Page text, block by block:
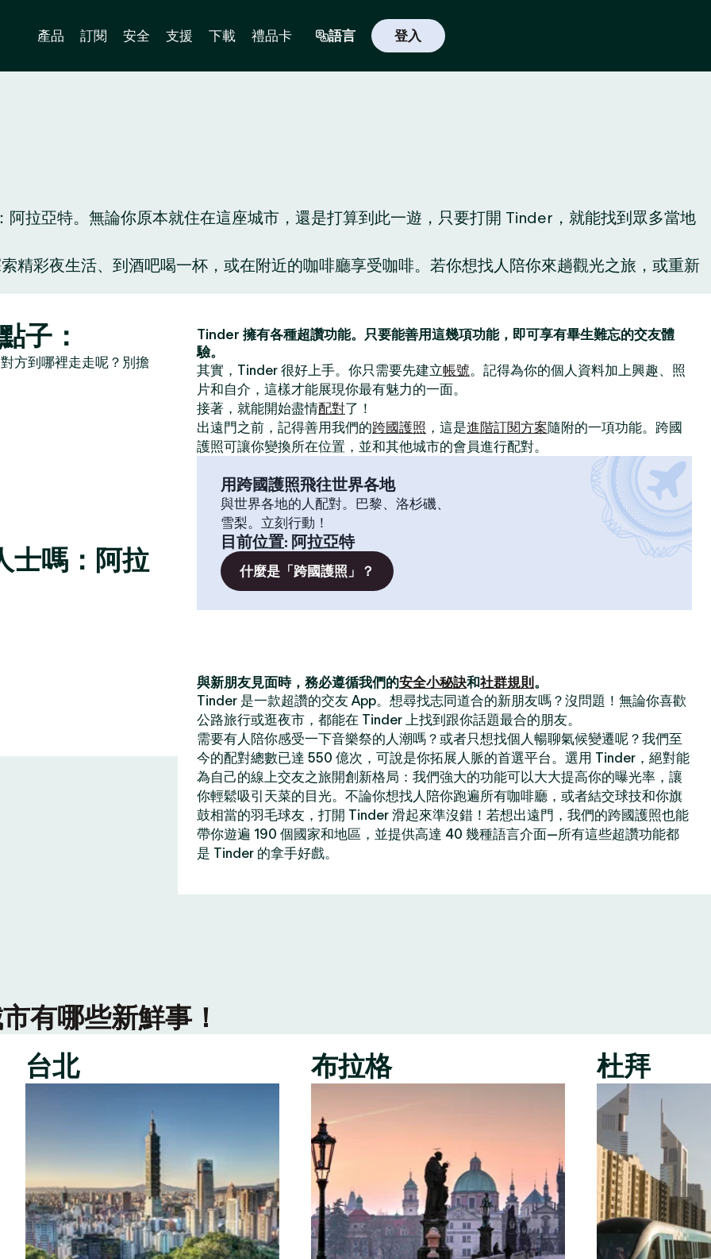
產品 訂閱 安全 支援 下載 禮品卡 語言 登入
拉亞特。無論你原本就住在這座城市，還是打算到此一遊，只要打開 Tinder，就能找到眾多當地
精彩夜生活、到酒吧喝一杯，或在附近的咖啡廳享受咖啡。若你想找人陪你來趟觀光之旅，或重新
子：
方到哪裡走走呢？別擔
士嗎：阿拉
Tinder 擁有各種超讚功能。只要能善用這幾項功能，即可享有畢生難忘的交友體
驗。
其實，Tinder 很好上手。你只需要先建立帳號。記得為你的個人資料加上興趣、照
片和自介，這樣才能展現你最有魅力的一面。
接著，就能開始盡情配對了！
出遠門之前，記得善用我們的跨國護照 ，這是進階訂閱方案隨附的一項功能。跨國
護照可讓你變換所在位置，並和其他城市的會員進行配對。
用跨國護照飛往世界各地
與世界各地的人配對。巴黎、洛杉磯、
雪梨。立刻行動！
目前位置: 阿拉亞特
什麼是「跨國護照」？
與新朋友見面時，務必遵循我們的安全小秘訣和社群規則 。
Tinder 是一款超讚的交友 App。想尋找志同道合的新朋友嗎？沒問題！無論你喜歡
公路旅行或逛夜市，都能在 Tinder 上找到跟你話題最合的朋友。
需要有人陪你感受一下音樂祭的人潮嗎？或者只想找個人暢聊氣候變遷呢？我們至
今的配對總數已達 550 億次，可說是你拓展人脈的首選平台。選用 Tinder，絕對能
為自己的線上交友之旅開創新格局：我們強大的功能可以大大提高你的曝光率，讓
你輕鬆吸引天菜的目光。不論你想找人陪你跑遍所有咖啡廳，或者結交球技和你旗
鼓相當的羽毛球友，打開 Tinder 滑起來準沒錯！若想出遠門，我們的跨國護照也能
帶你遊遍 190 個國家和地區，並提供高達 40 幾種語言介面—所有這些超讚功能都
是 Tinder 的拿手好戲。
有哪些新鮮事！
台北
布拉格 杜拜